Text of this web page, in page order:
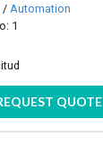
/ Automation
1
QUOTE